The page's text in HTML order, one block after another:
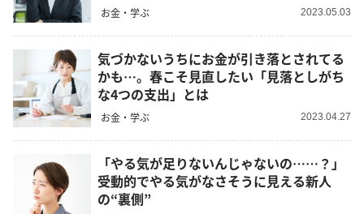
お金・学ぶ 2023.05.03
気づかないうちにお金が引き落とされてる
かも…。春こそ見直したい「見落としがち
な4つの支出」とは
お金・学ぶ 2023.04.27
「やる気が足りないんじゃないの……？」
受動的でやる気がなさそうに見える新人
の“裏側”